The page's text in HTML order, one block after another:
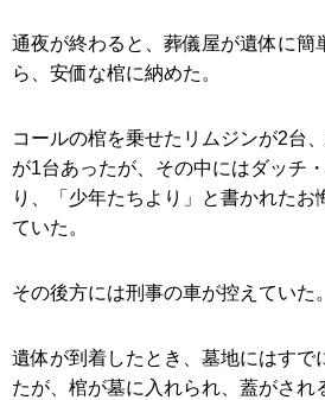
通夜が終わると、葬儀屋が遺体に簡
ら、安価な棺に納めた。
コールの棺を乗せたリムジンが2台
が1台あったが、その中にはダッチ
り、「少年たちより」と書かれたお
ていた。
その後方には刑事の車が控えていた。
遺体が到着したとき、墓地にはすで
たが、棺が墓に入れられ、蓋がされ